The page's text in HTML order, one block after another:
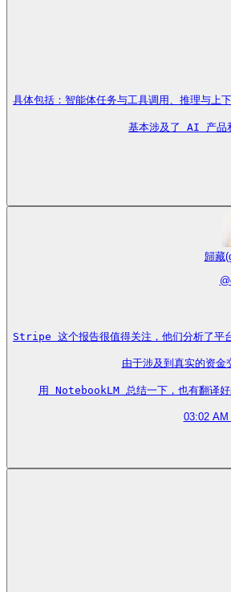
具体包括：智能体任务与工具调用、推理与
基本涉及了 AI 产
歸藏
@
Stripe 这个报告很值得关注，他们分析了
由于涉及到真实的资金
用 NotebookLM 总结一下，也有翻
03:02 AM